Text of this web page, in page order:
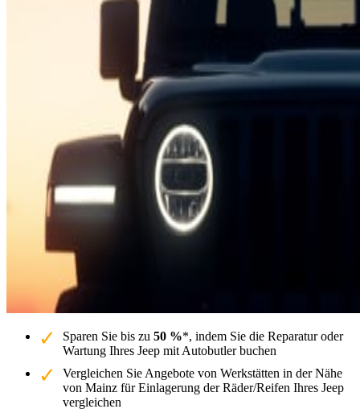
Sparen Sie bis zu 50 %*, indem Sie die Reparatur oder
Wartung Ihres Jeep mit Autobutler buchen
Vergleichen Sie Angebote von Werkstätten in der Nähe
von Mainz für Einlagerung der Räder/Reifen Ihres Jeep
vergleichen